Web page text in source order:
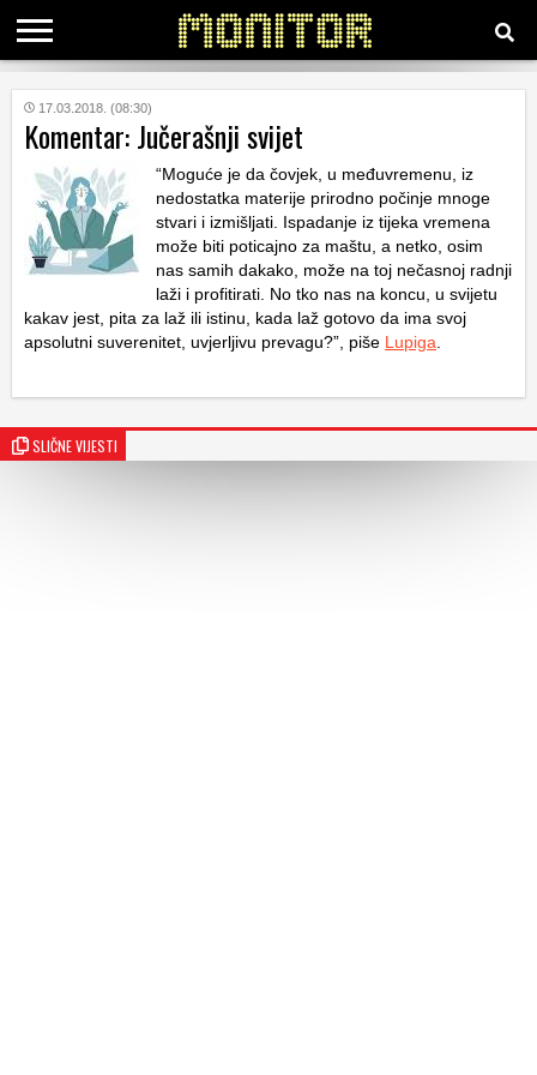
KATEGORIJE
HRVATSKI
WEB
17.03.2018. (08:30)
Komentar: Jučerašnji svijet
“Moguće je da čovjek, u međuvremenu, iz
nedostatka materije prirodno počinje mnoge
stvari i izmišljati. Ispadanje iz tijeka vremena
može biti poticajno za maštu, a netko, osim
nas samih dakako, može na toj nečasnoj radnji
laži i profitirati. No tko nas na koncu, u svijetu
kakav jest, pita za laž ili istinu, kada laž gotovo da ima svoj
apsolutni suverenitet, uvjerljivu prevagu?”, piše Lupiga
SLIČNE VIJESTI